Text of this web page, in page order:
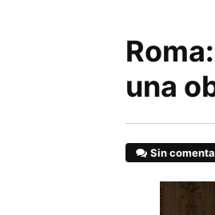
una
Sin